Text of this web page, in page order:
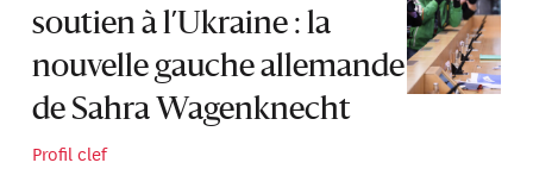
soutien à l’Ukraine : la
nouvelle gauche allemande
de Sahra Wagenknecht
Profil clef